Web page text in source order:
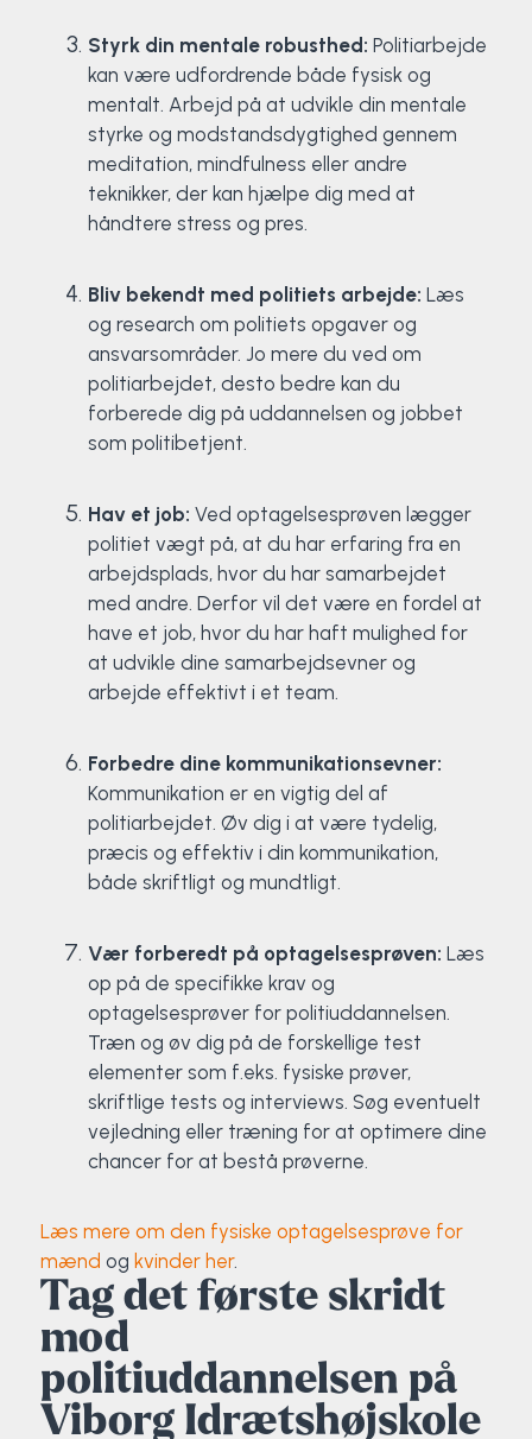
Styrk din mentale robusthed: Politiarbejde
kan være udfordrende både fysisk og
mentalt. Arbejd på at udvikle din mentale
styrke og modstandsdygtighed gennem
meditation, mindfulness eller andre
teknikker, der kan hjælpe dig med at
håndtere stress og pres.
Bliv bekendt med politiets arbejde: Læs
og research om politiets opgaver og
ansvarsområder. Jo mere du ved om
politiarbejdet, desto bedre kan du
forberede dig på uddannelsen og jobbet
som politibetjent.
Hav et job: Ved optagelsesprøven lægger
politiet vægt på, at du har erfaring fra en
arbejdsplads, hvor du har samarbejdet
med andre. Derfor vil det være en fordel at
have et job, hvor du har haft mulighed for
at udvikle dine samarbejdsevner og
arbejde effektivt i et team.
Forbedre dine kommunikationsevner:
Kommunikation er en vigtig del af
politiarbejdet. Øv dig i at være tydelig,
præcis og effektiv i din kommunikation,
både skriftligt og mundtligt.
Vær forberedt på optagelsesprøven: Læs
op på de specifikke krav og
optagelsesprøver for politiuddannelsen.
Træn og øv dig på de forskellige test
elementer som f.eks. fysiske prøver,
skriftlige tests og interviews. Søg eventuelt
vejledning eller træning for at optimere dine
chancer for at bestå prøverne.
Læs mere om den fysiske optagelsesprøve for
mænd og kvinder her.
Tag det første skridt
mod
politiuddannelsen på
Viborg Idrætshøjskole